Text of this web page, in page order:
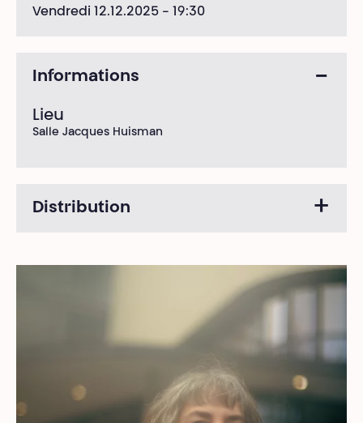
Vendredi 12.12.2025 - 19:30
Informations
Lieu
Salle Jacques Huisman
Distribution